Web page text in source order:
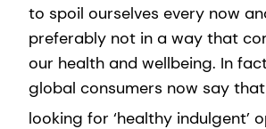
to spoil ourselves every now
preferably not in a way that
our health and wellbeing. In
global consumers now say
looking for ‘healthy indulgent’